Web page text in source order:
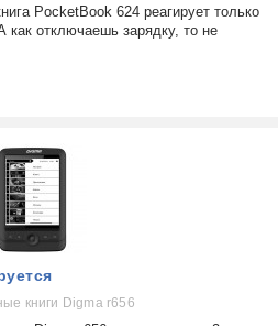
PocketBook 624 реагирует только
как отключаешь зарядку, то не
книги Digma r656